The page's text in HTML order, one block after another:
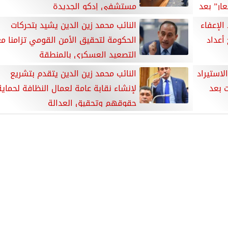
بعد
مستشفى إدكو الجديدة
النائب محمد زين الدين يشيد بتحركات
الحكومة لتحقيق الأمن القومي تزامنا
التصعيد العسكري بالمنطقة
بعد
النائب محمد زين الدين يتقدم بتشريع
لإنشاء نقابة عامة لعمال النظافة
حقوقهم وتحقيق العدالة